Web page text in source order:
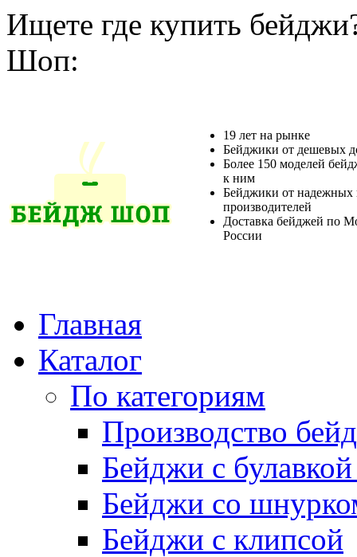
Ищете где купить
Шоп:
19 лет на рынке
Бейджики от дешевых
Более 150 моделей
к ним
Бейджики от надежных
производителей
Доставка бейджей по
России
Главная
Каталог
По категориям
Производство
Бейджи с
Бейджи со
Бейджи с клипсой